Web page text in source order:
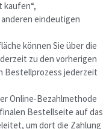
kaufen“,
eindeutigen
können Sie über die
zu den vorherigen
Bestellprozess jederzeit
Online-Bezahlmethode
Bestellseite auf das
um dort die Zahlung